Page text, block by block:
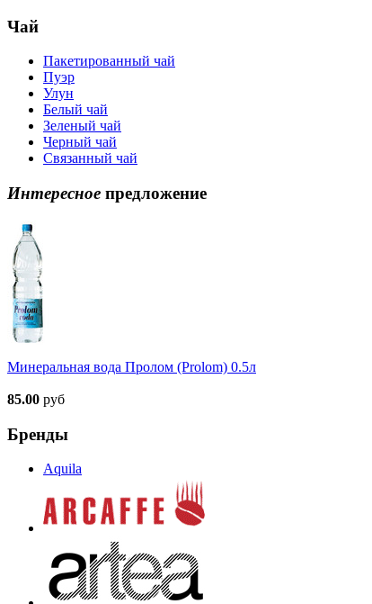
Чай
Пакетированный чай
Пуэр
Улун
Белый чай
Зеленый чай
Черный чай
Связанный чай
Интересное предложение
Минеральная вода Пролом (Prolom) 0.5л
85.00 руб
Бренды
Aquila